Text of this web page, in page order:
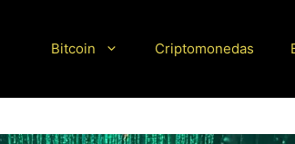
Bitcoin Criptomonedas